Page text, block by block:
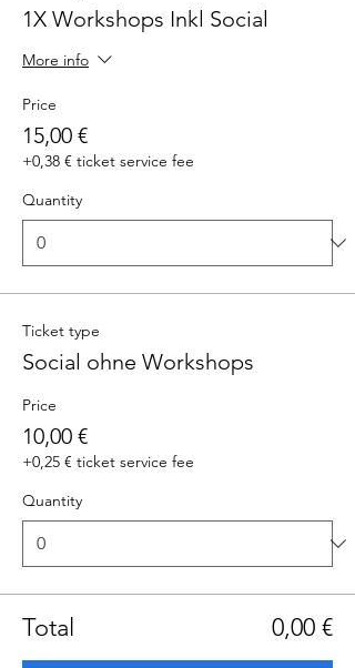
1X Workshops Inkl Social
More info
Price
15,00 €
+0,38 € ticket service fee
Quantity
Ticket type
Social ohne Workshops
Price
10,00 €
+0,25 € ticket service fee
Quantity
Total 0,00 €